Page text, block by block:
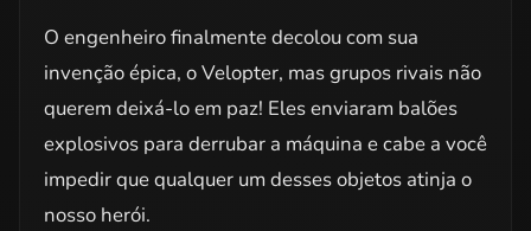
O engenheiro finalmente decolou com sua
invenção épica, o Velopter, mas grupos rivais não
querem deixá-lo em paz! Eles enviaram balões
explosivos para derrubar a máquina e cabe a você
impedir que qualquer um desses objetos atinja o
nosso herói.